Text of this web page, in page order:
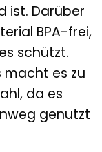
ist. Darüber
BPA-frei,
schützt.
macht es zu
da es
genutzt